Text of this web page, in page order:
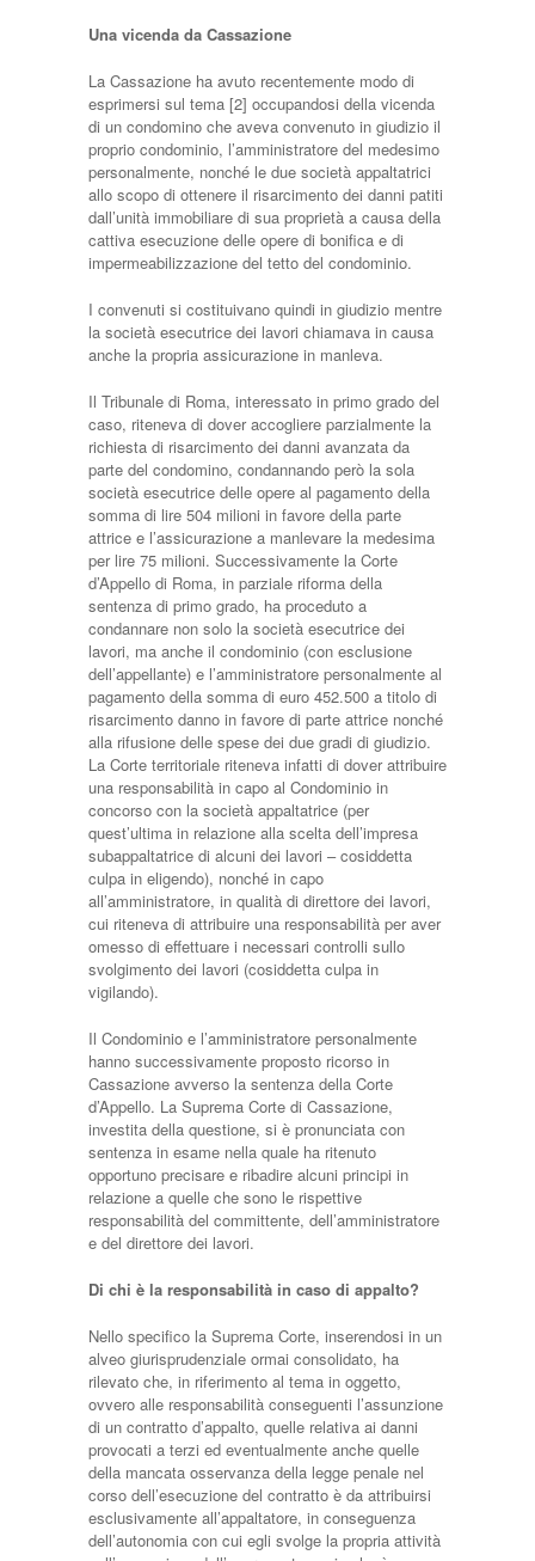
Una vicenda da Cassazione
La Cassazione ha avuto recentemente modo di
esprimersi sul tema [2] occupandosi della vicenda
di un condomino che aveva convenuto in giudizio il
proprio condominio, l’amministratore del medesimo
personalmente, nonché le due società appaltatrici
allo scopo di ottenere il risarcimento dei danni patiti
dall’unità immobiliare di sua proprietà a causa della
cattiva esecuzione delle opere di bonifica e di
impermeabilizzazione del tetto del condominio.
I convenuti si costituivano quindi in giudizio mentre
la società esecutrice dei lavori chiamava in causa
anche la propria assicurazione in manleva.
Il Tribunale di Roma, interessato in primo grado del
caso, riteneva di dover accogliere parzialmente la
richiesta di risarcimento dei danni avanzata da
parte del condomino, condannando però la sola
società esecutrice delle opere al pagamento della
somma di lire 504 milioni in favore della parte
attrice e l’assicurazione a manlevare la medesima
per lire 75 milioni. Successivamente la Corte
d’Appello di Roma, in parziale riforma della
sentenza di primo grado, ha proceduto a
condannare non solo la società esecutrice dei
lavori, ma anche il condominio (con esclusione
dell’appellante) e l’amministratore personalmente al
pagamento della somma di euro 452.500 a titolo di
risarcimento danno in favore di parte attrice nonché
alla rifusione delle spese dei due gradi di giudizio.
La Corte territoriale riteneva infatti di dover attribuire
una responsabilità in capo al Condominio in
concorso con la società appaltatrice (per
quest’ultima in relazione alla scelta dell’impresa
subappaltatrice di alcuni dei lavori – cosiddetta
culpa in eligendo), nonché in capo
all’amministratore, in qualità di direttore dei lavori,
cui riteneva di attribuire una responsabilità per aver
omesso di effettuare i necessari controlli sullo
svolgimento dei lavori (cosiddetta culpa in
vigilando).
Il Condominio e l’amministratore personalmente
hanno successivamente proposto ricorso in
Cassazione avverso la sentenza della Corte
d’Appello. La Suprema Corte di Cassazione,
investita della questione, si è pronunciata con
sentenza in esame nella quale ha ritenuto
opportuno precisare e ribadire alcuni principi in
relazione a quelle che sono le rispettive
responsabilità del committente, dell’amministratore
e del direttore dei lavori.
Di chi è la responsabilità in caso di appalto?
Nello specifico la Suprema Corte, inserendosi in un
alveo giurisprudenziale ormai consolidato, ha
rilevato che, in riferimento al tema in oggetto,
ovvero alle responsabilità conseguenti l’assunzione
di un contratto d’appalto, quelle relativa ai danni
provocati a terzi ed eventualmente anche quelle
della mancata osservanza della legge penale nel
corso dell’esecuzione del contratto è da attribuirsi
esclusivamente all’appaltatore, in conseguenza
dell’autonomia con cui egli svolge la propria attività